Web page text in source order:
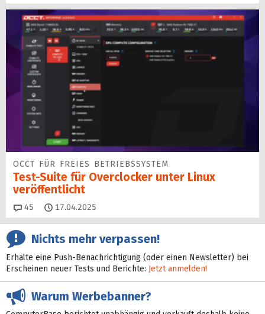
OCCT FÜR FREIES BETRIEBSSYSTEM
Test-Suite für Overclocker unter Linux
veröffentlicht
45 Kommentare
17.04.2025
Nichts mehr verpassen!
Erhalte eine Push-Benachrichtigung (oder einen Newsletter) bei
Erscheinen neuer Tests und Berichte: Jetzt anmelden!
Warum Werbebanner?